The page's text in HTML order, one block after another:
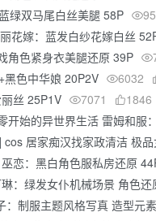
绿双马尾白丝美腿 58P
花嫁：蓝发白纱花嫁白丝
角色紧身衣美腿还原 39P
黑色中华娘 20P2V 6032
丝 25P1V 7071
1846
开始的异世界生活 雷姆和服
居家痴汉找家政清洁 极
恋：黑白角色服私房还原
：绿发女仆机械场景 角色还
：制服主题风格写真 造型元